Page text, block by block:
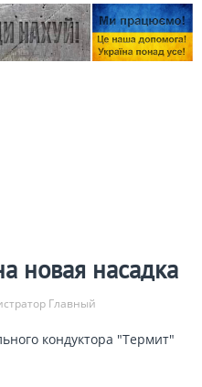
новая насадка
Главный
кондуктора "Термит"